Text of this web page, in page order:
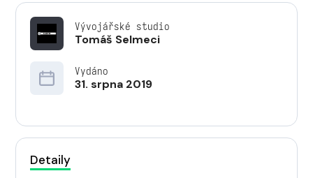
Vývojářské studio
Tomáš Selmeci
Vydáno
31. srpna 2019
Detaily